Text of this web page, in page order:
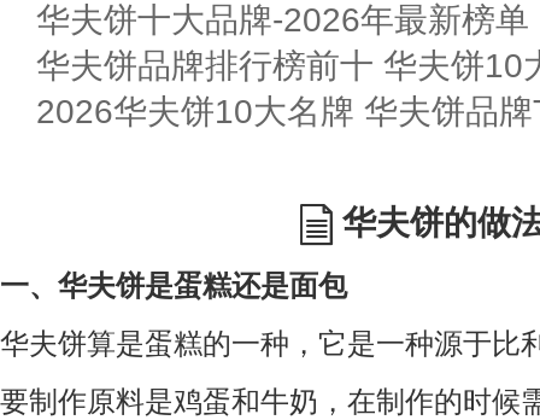
华夫饼十大品牌-2026年最新榜单
华夫饼品牌排行榜前十 华夫饼10
2026华夫饼10大名牌 华夫饼品
华夫饼的做
一、华夫饼是蛋糕还是面包
华夫饼算是蛋糕的一种，它是一种源于比
要制作原料是鸡蛋和牛奶，在制作的时候